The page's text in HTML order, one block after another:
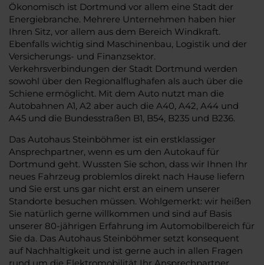
Ökonomisch ist Dortmund vor allem eine Stadt der
Energiebranche. Mehrere Unternehmen haben hier
Ihren Sitz, vor allem aus dem Bereich Windkraft.
Ebenfalls wichtig sind Maschinenbau, Logistik und der
Versicherungs- und Finanzsektor.
Verkehrsverbindungen der Stadt Dortmund werden
sowohl über den Regionalflughafen als auch über die
Schiene ermöglicht. Mit dem Auto nutzt man die
Autobahnen A1, A2 aber auch die A40, A42, A44 und
A45 und die Bundesstraßen B1, B54, B235 und B236.
Das Autohaus Steinböhmer ist ein erstklassiger
Ansprechpartner, wenn es um den Autokauf für
Dortmund geht. Wussten Sie schon, dass wir Ihnen Ihr
neues Fahrzeug problemlos direkt nach Hause liefern
und Sie erst uns gar nicht erst an einem unserer
Standorte besuchen müssen. Wohlgemerkt: wir heißen
Sie natürlich gerne willkommen und sind auf Basis
unserer 80-jährigen Erfahrung im Automobilbereich für
Sie da. Das Autohaus Steinböhmer setzt konsequent
auf Nachhaltigkeit und ist gerne auch in allen Fragen
rund um die Elektromobilität Ihr Ansprechpartner.